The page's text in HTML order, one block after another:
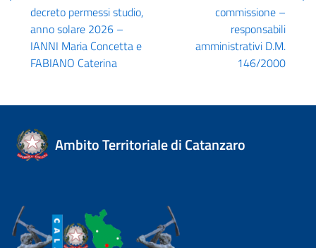
decreto permessi studio,
anno solare 2026 –
IANNI Maria Concetta e
FABIANO Caterina
commissione –
responsabili
amministrativi D.M.
146/2000
Ambito Territoriale di Catanzaro